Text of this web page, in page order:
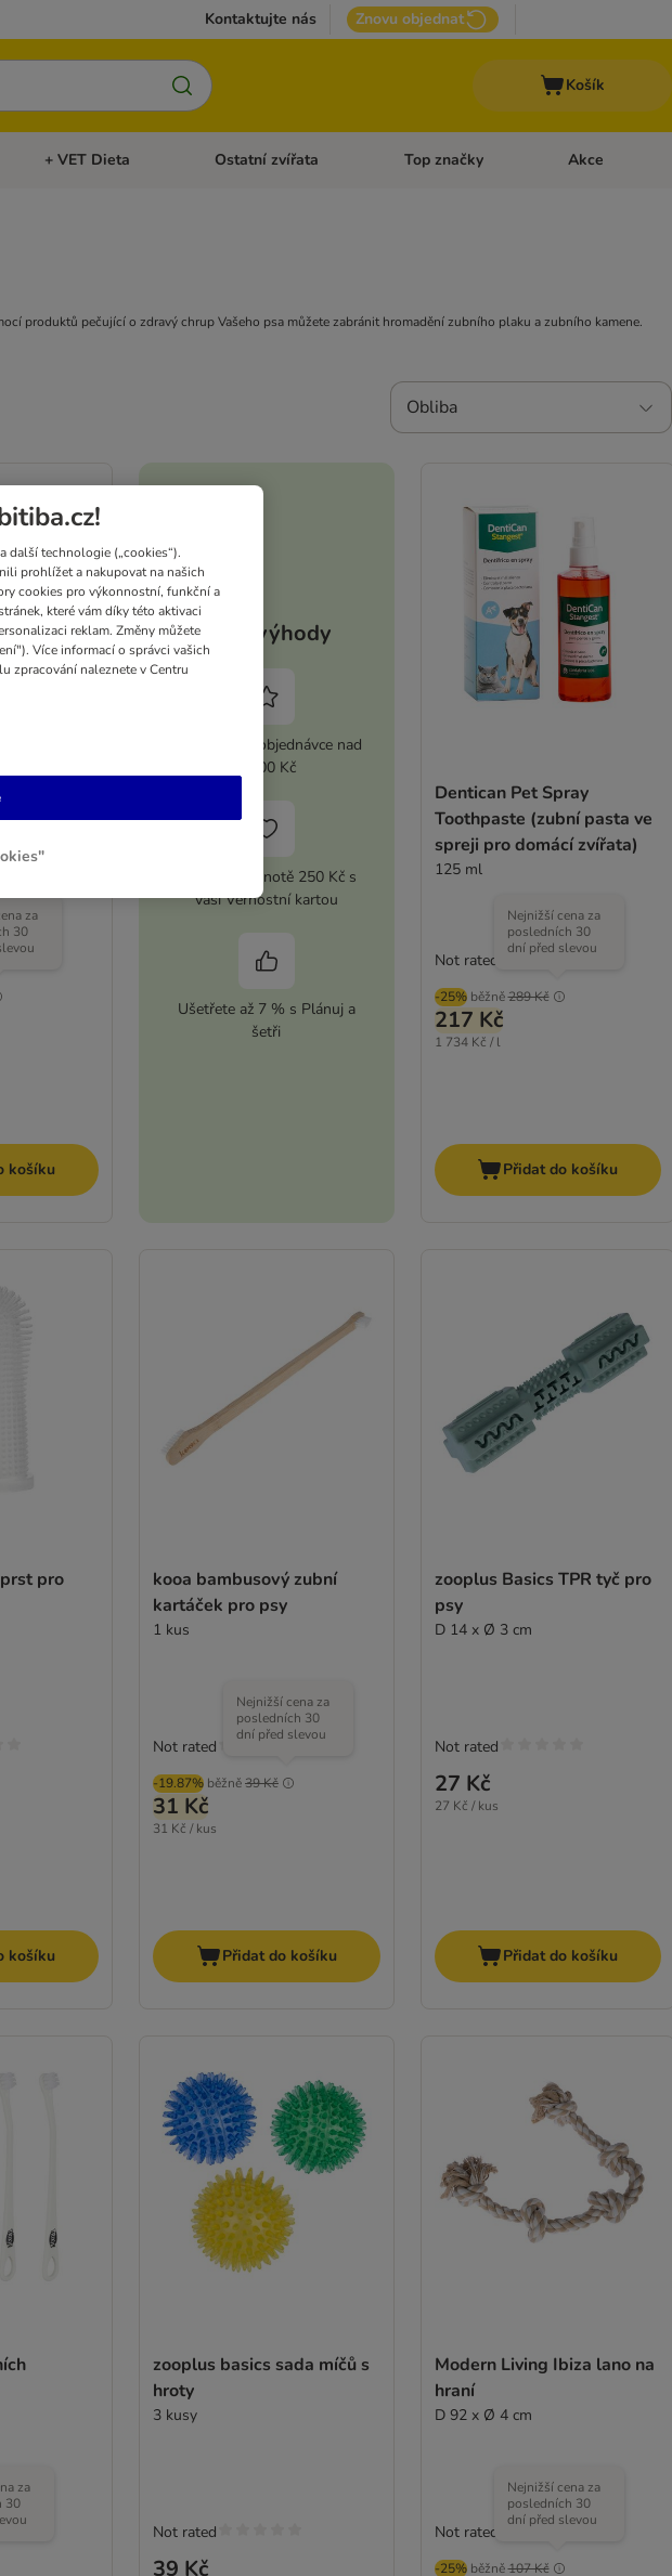
Kontaktujte nás Znovu objednat
Košík
Otevřít menu: Doplňky pro psy
+ VET Dieta Otevřít menu: + VET Dieta
Ostatní zvířata Otevřít menu: Ostatní zvířata
Top značky Otevřít menu:
Akce
produktů pečující o zdravý chrup Vašeho psa můžete zabránit hromadění zubního plaku a zubního kamene.
Obliba
pro
za
30
košíku
Vaše výhody
5% sleva při objednávce nad
2 100 Kč
Kupón v hodnotě 250 Kč s
vaší Věrnostní kartou
Ušetřete až 7 % s Plánuj a
šetři
Dentican Pet Spray
Toothpaste (zubní pasta ve
spreji pro domácí zvířata)
125 ml
-25% běžně289 Kč
Nejnižší cena za
posledních 30
dní před slevou
217 Kč
1 734 Kč / l
Not rated
Přidat do košíku
pro
košíku
kooa bambusový zubní
kartáček pro psy
1 kus
-19.87% běžně39 Kč
Nejnižší cena za
posledních 30
dní před slevou
31 Kč
31 Kč / kus
Not rated
Přidat do košíku
zooplus Basics TPR tyč pro
psy
D 14 x Ø 3 cm
27 Kč
27 Kč / kus
Not rated
Přidat do košíku
za
30
zooplus basics sada míčů s
hroty
3 kusy
39 Kč
Not rated
Modern Living Ibiza lano na
hraní
D 92 x Ø 4 cm
-25% běžně107 Kč
Nejnižší cena za
posledních 30
dní před slevou
Not rated
další technologie („cookies“).
prohlížet a nakupovat na našich
cookies pro výkonnostní, funkční a
které vám díky této aktivaci
reklam. Změny můžete
Více informací o správci vašich
zpracování naleznete v Centru